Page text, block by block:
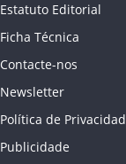
Estatuto Editorial
Ficha Técnica
Contacte-nos
Newsletter
Política de
Publicidade